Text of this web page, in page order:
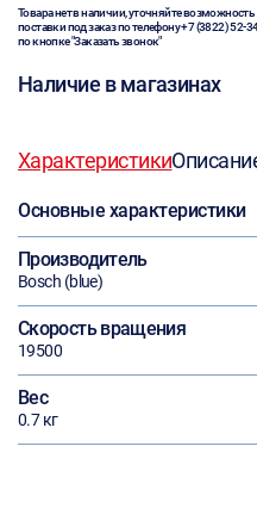
Товара нет в наличии, уточняйте возможность
поставки под заказ по телефону+7 (3822) 52-
по кнопке "Заказать звонок"
Наличие в магазинах
Характеристики
Основные характеристики
Производитель
Bosch (blue)
Скорость вращения
19500
Вес
0.7 кг